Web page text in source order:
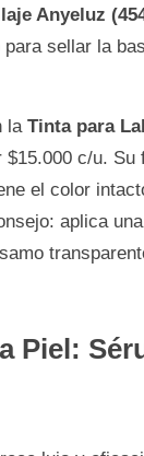
Anyeluz
sellar la
la Tinta para
$15.000 c/u. Su
el color
aplica
Piel: